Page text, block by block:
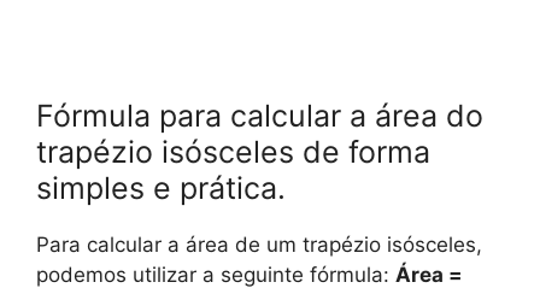
Fórmula para calcular a área do
trapézio isósceles de forma
simples e prática.
Para calcular a área de um trapézio isósceles,
podemos utilizar a seguinte fórmula: Área =